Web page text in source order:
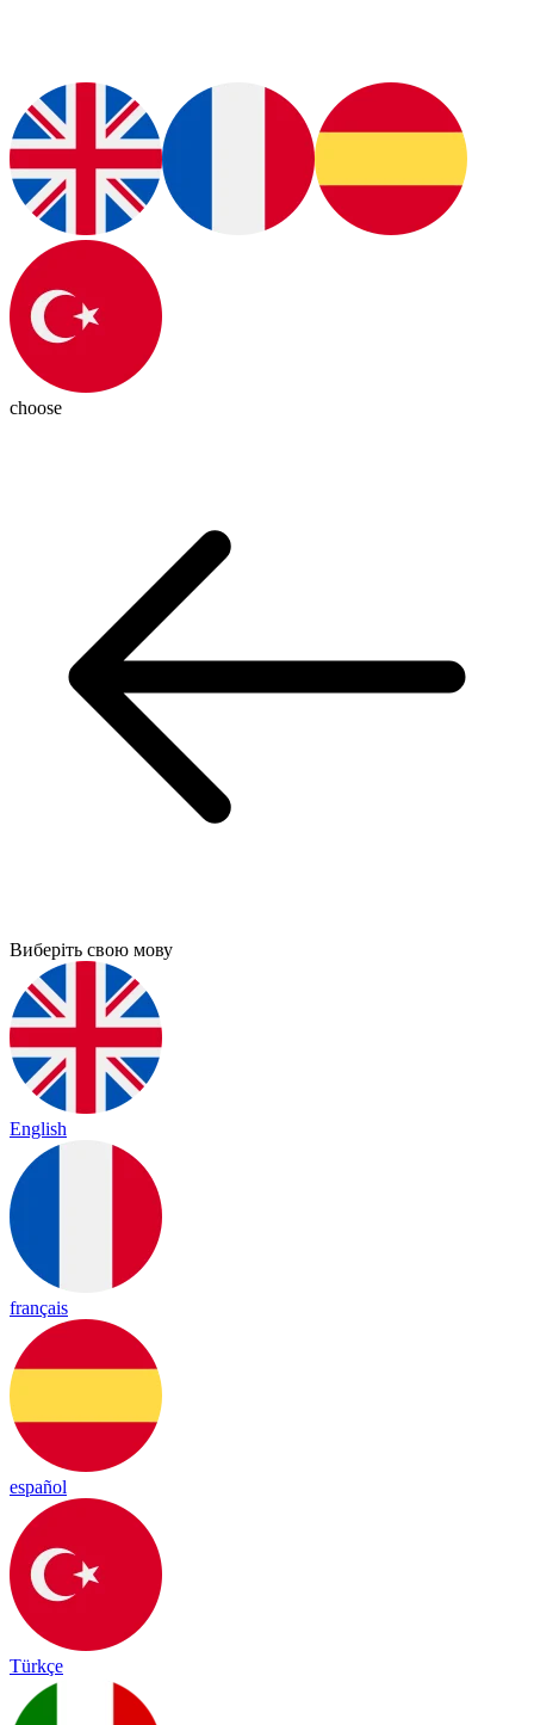
choose
Виберіть свою мову
English
français
español
Türkçe